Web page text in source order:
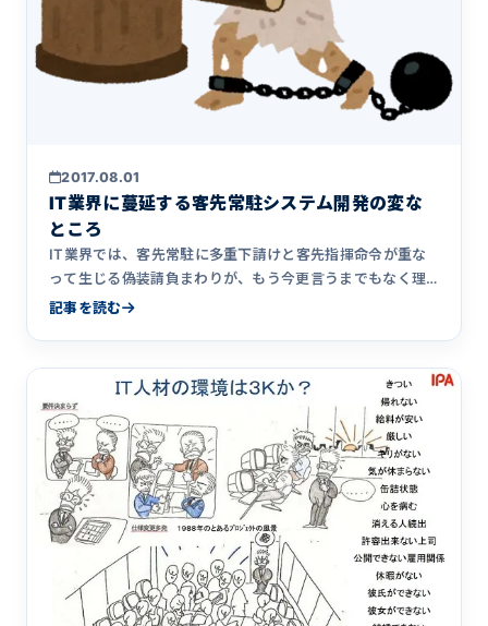
2017.08.01
IT業界に蔓延する客先常駐システム開発の変な
ところ
IT業界では、客先常駐に多重下請けと客先指揮命令が重な
って生じる偽装請負まわりが、もう今更言うまでもなく理
不尽なことだらけの世界になっています。こうした偽装請
記事を読む